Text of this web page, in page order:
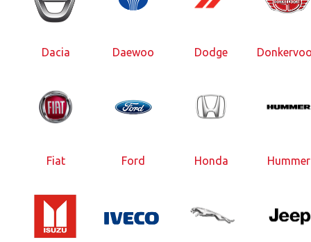
Dacia Daewoo Dodge
Fiat Ford Honda Hummer